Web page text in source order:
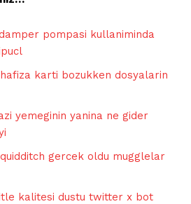
pompasi kullaniminda
karti bozukken dosyalarin
yemeginin yanina ne gider
gercek oldu mugglelar
kalitesi dustu twitter x bot